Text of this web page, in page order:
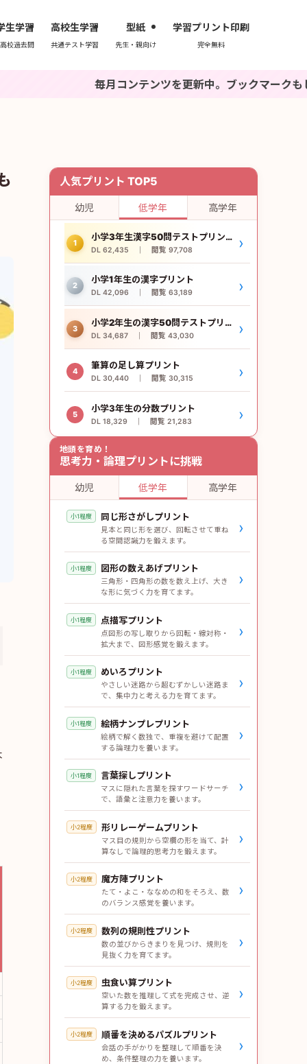
生学習
校過去問
高校生学習
共通テスト学習
型紙
先生・親向け
学習プリント印刷
完全無料
毎月コンテンツを更新中。ブックマークもしくは『いち
人気プリント TOP5
幼児 低学年 高学年
1
小学3年生漢字50問テストプリント
DL 62,435 ｜ 閲覧 97,708 ›
2
小学1年生の漢字プリント
DL 42,096 ｜ 閲覧 63,189 ›
3
小学2年生の漢字50問テストプリント
DL 34,687 ｜ 閲覧 43,030 ›
4
筆算の足し算プリント
DL 30,440 ｜ 閲覧 30,315 ›
5
小学3年生の分数プリント
DL 18,329 ｜ 閲覧 21,283 ›
地頭を育め！
思考力・論理プリントに挑戦
幼児 低学年 高学年
小1程度 同じ形さがしプリント
見本と同じ形を選び、回転させて重ね
る空間認識力を鍛えます。
›
小1程度 図形の数えあげプリント
三角形・四角形の数を数え上げ、大き
な形に気づく力を育てます。
›
小1程度 点描写プリント
点図形の写し取りから回転・線対称・
拡大まで、図形感覚を鍛えます。
›
小1程度 めいろプリント
やさしい迷路から超むずかしい迷路ま
で、集中力と考える力を育てます。
›
小1程度 絵柄ナンプレプリント
絵柄で解く数独で、重複を避けて配置
する論理力を養います。
›
小1程度 言葉探しプリント
マスに隠れた言葉を探すワードサーチ
で、語彙と注意力を養います。
›
小2程度 形リレーゲームプリント
マス目の規則から空欄の形を当て、計
算なしで論理的思考力を鍛えます。
›
小2程度 魔方陣プリント
たて・よこ・ななめの和をそろえ、数
のバランス感覚を養います。
›
小2程度 数列の規則性プリント
数の並びからきまりを見つけ、規則を
見抜く力を育てます。
›
小2程度 虫食い算プリント
空いた数を推理して式を完成させ、逆
算する力を鍛えます。
›
小2程度 順番を決めるパズルプリント
会話の手がかりを整理して順番を決
め、条件整理の力を養います。
›